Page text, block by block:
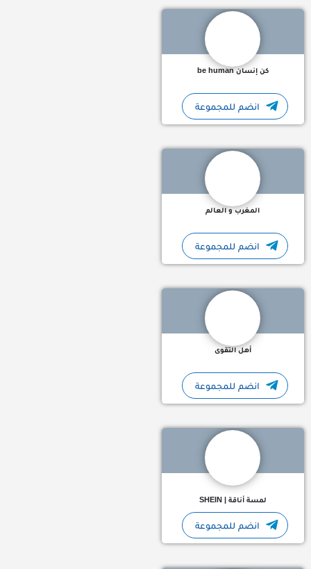
كن إنسان be human
انضم للمجموعة
المغرب و العالم
المغرب والعالم: مساحة عربية للنقاش والثقافة تجمع المغرب
انضم للمجموعة
أهل التقوى
أهل التقوى 🕊️ "وَتَزَوَّدُوا فَإِنَّ خَيْرَ الزَّادِ التَّقْوَى" واحة إيمانية تأخذ
انضم للمجموعة
لمسة أناقة | SHEIN
انضم للمجموعة
نرسم المستقبل من خلال استثماراتنا الجريئة في الافكار المبتكرة